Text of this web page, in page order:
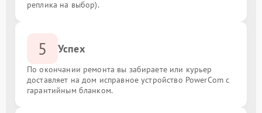
реплика на выбор).
5 Успех
По окончании ремонта вы забираете или курьер
доставляет на дом исправное устройство PowerCom с
гарантийным бланком.